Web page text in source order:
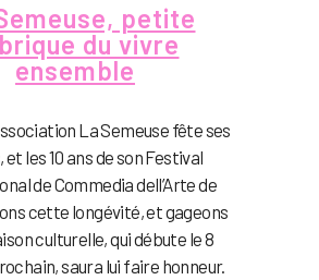
petite
du vivre
ensemble
La Semeuse fête ses
et les 10 ans de son Festival
de Commedia dell’Arte de
cette longévité, et gageons
culturelle, qui débute le 8
saura lui faire honneur.